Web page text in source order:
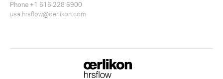
Phone +1 616 228 6900
usa.hrsflow@oerlikon.com